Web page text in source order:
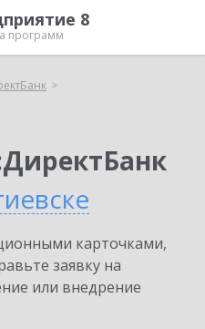
8
программ
карточками,
заявку на
или внедрение